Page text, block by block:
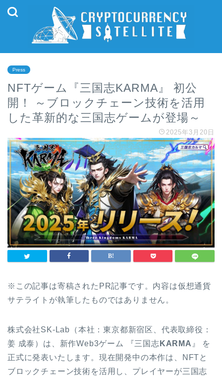
Press
NFTゲーム『三国志KARMA』 初公
開！ ～ブロックチェーン技術を活用
した革新的な三国志ゲームが登場～
2025年3月20日
※この記事は寄稿されたPR記事です。内容は仮想通貨
サテライトが執筆したものではありません。
株式会社SK-Lab（本社：東京都新宿区、代表取締役：
姜 成泰）は、新作Web3ゲーム 『三国志 KARMA 』 を
正式に発表いたします。現在開発中の本作は、NFTと
ブロックチェーン技術を活用し、プレイヤーが三国志